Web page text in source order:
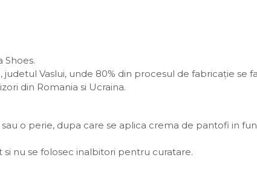
Vaslui, unde 80% din procesul de fabricație se
din Romania si Ucraina.
o perie, dupa care se aplica crema de pantofi in
nu se folosec inalbitori pentru curatare.